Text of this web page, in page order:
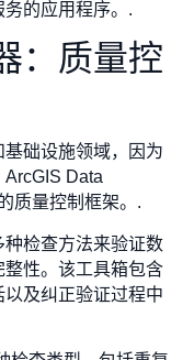
的应用程序。.
：质量控
础设施领域，因为
Data
质量控制框架。.
检查方法来验证数
性。该工具箱包含
及纠正验证过程中